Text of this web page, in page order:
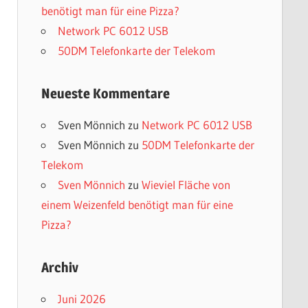
benötigt man für eine Pizza?
Network PC 6012 USB
50DM Telefonkarte der Telekom
Neueste Kommentare
Sven Mönnich zu Network PC 6012 USB
Sven Mönnich zu 50DM Telefonkarte der
Telekom
Sven Mönnich zu Wieviel Fläche von
einem Weizenfeld benötigt man für eine
Pizza?
Archiv
Juni 2026